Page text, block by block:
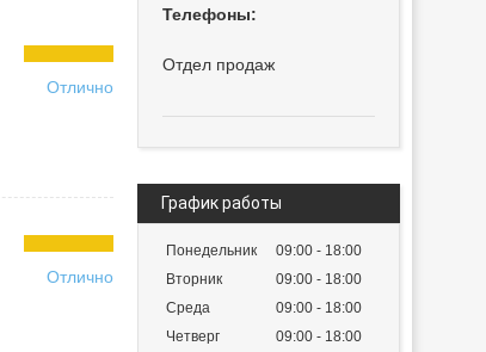
Отлично
Отлично
Отдел продаж
График работы
Понедельник 09:00
18:00
Вторник
09:00
18:00
Среда
09:00
18:00
Четверг
09:00
18:00